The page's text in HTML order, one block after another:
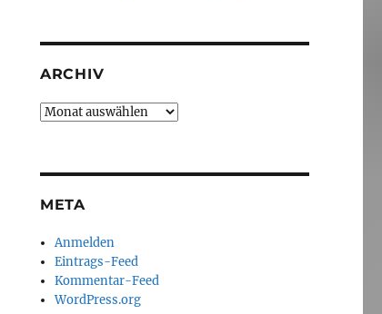
ARCHIV
Archiv
META
Anmelden
Eintrags-Feed
Kommentar-Feed
WordPress.org